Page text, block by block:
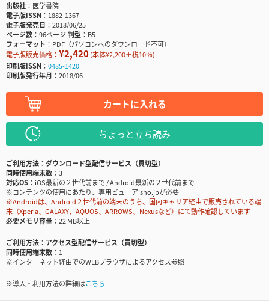
出版社
医学書院
電子版ISSN
1882-1367
電子版発売日
2018/06/25
ページ数
96ページ判型
B5
フォーマット
PDF（パソコンへのダウンロード不可）
電子版販売価格： ¥2,420(本体¥2,200＋税10％)
印刷版ISSN
0485-1420
印刷版発行年月
2018/06
カートに入れる
ちょっと立ち読み
ご利用方法
ダウンロード型配信サービス（買切型）
同時使用端末数
3
対応OS
iOS最新の２世代前まで / Android最新の２世代前まで
※コンテンツの使用にあたり、専用ビューアisho.jpが必要
※Androidは、Android２世代前の端末のうち、国内キャリア経由で販売されている端
末（Xperia、GALAXY、AQUOS、ARROWS、Nexusなど）にて動作確認しています
必要メモリ容量
22 MB以上
ご利用方法
アクセス型配信サービス（買切型）
同時使用端末数
1
※インターネット経由でのWEBブラウザによるアクセス参照
※導入・利用方法の詳細はこちら